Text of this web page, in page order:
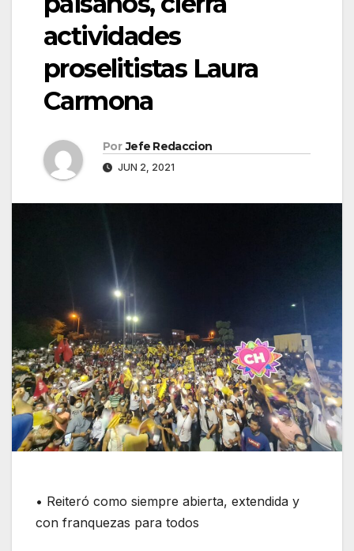
actividades
proselitistas Laura
Carmona
Por Jefe Redaccion
JUN 2, 2021
• Reiteró como siempre abierta, extendida y
con franquezas para todos